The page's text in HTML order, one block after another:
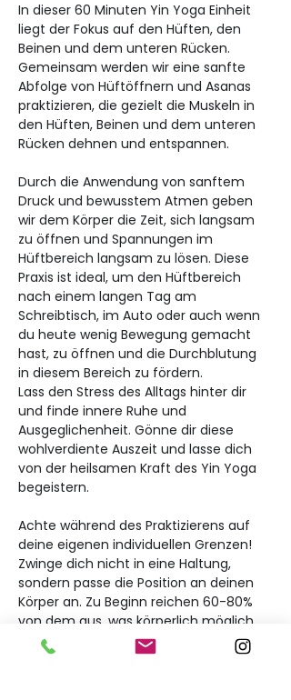
In dieser 60 Minuten Yin Yoga Einheit
liegt der Fokus auf den Hüften, den
Beinen und dem unteren Rücken.
Gemeinsam werden wir eine sanfte
Abfolge von Hüftöffnern und Asanas
praktizieren, die gezielt die Muskeln in
den Hüften, Beinen und dem unteren
Rücken dehnen und entspannen.
Durch die Anwendung von sanftem
Druck und bewusstem Atmen geben
wir dem Körper die Zeit, sich langsam
zu öffnen und Spannungen im
Hüftbereich langsam zu lösen. Diese
Praxis ist ideal, um den Hüftbereich
nach einem langen Tag am
Schreibtisch, im Auto oder auch wenn
du heute wenig Bewegung gemacht
hast, zu öffnen und die Durchblutung
in diesem Bereich zu fördern.
Lass den Stress des Alltags hinter dir
und finde innere Ruhe und
Ausgeglichenheit. Gönne dir diese
wohlverdiente Auszeit und lasse dich
von der heilsamen Kraft des Yin Yoga
begeistern.
Achte während des Praktizierens auf
deine eigenen individuellen Grenzen!
Zwinge dich nicht in eine Haltung,
sondern passe die Position an deinen
Körper an. Zu Beginn reichen 60-80%
von dem aus, was körperlich möglich
ist - gib deinem Körper die Zeit sich
langsam zu öffnen.